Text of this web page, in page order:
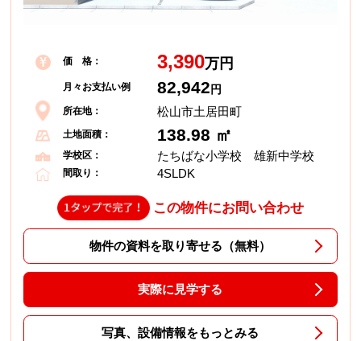
価 格： 3,390万円
月々お支払い例 82,942 円
所在地： 松山市土居田町
土地面積： 138.98 ㎡
学校区： たちばな小学校 雄新中学校
間取り： 4SLDK
この物件にお問い合わせ
物件の資料を取り寄せる（無料）
実際に見学する
写真、設備情報をもっとみる